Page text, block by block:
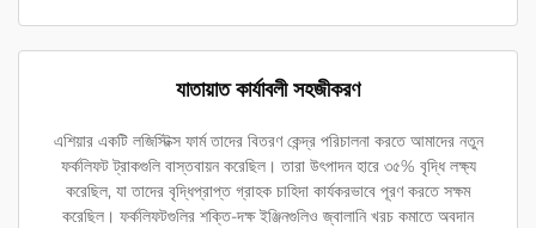
যাতায়াত কার্যাবলী সহজীকরণ
এশিয়ার একটি লজিস্টিক্স ফার্ম তাদের বিতরণ কেন্দ্র পরিচালনা করতে আমাদের নতুন
ফর্কলিফট ট্রাকগুলি বাস্তবায়ন করেছিল। তারা উৎপাদন হারে ৩৫% বৃদ্ধি লক্ষ্য
করেছিল, যা তাদের বৃদ্ধিপ্রাপ্ত গ্রাহক চাহিদা কার্যকরভাবে পূরণ করতে সক্ষম
করেছিল। ফর্কলিফটগুলির শক্তি-দক্ষ ইঞ্জিনগুলিও জ্বালানি খরচ কমাতে অবদান